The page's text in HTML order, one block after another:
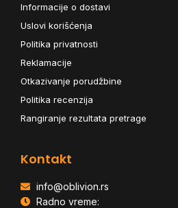
Informacije o dostavi
Uslovi korišćenja
Politika privatnosti
Reklamacije
Otkazivanje porudžbine
Politika recenzija
Rangiranje rezultata pretrage
Kontakt
info@oblivion.rs
Radno vreme: